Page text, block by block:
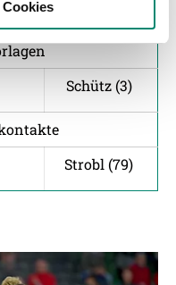
Nutzung der Dienste
Speicherdauer und
Schütz (3)
Strobl (79)